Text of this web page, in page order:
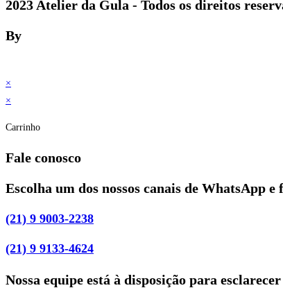
2023 Atelier da Gula - Todos os direitos
By
×
×
Carrinho
Fale conosco
Escolha um dos nossos canais de WhatsApp e
(21) 9 9003-2238
(21) 9 9133-4624
Nossa equipe está à disposição para